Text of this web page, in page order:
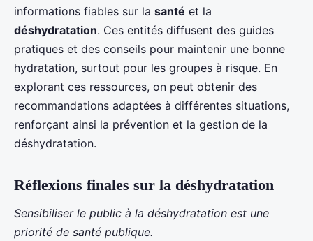
informations fiables sur la santé et la
déshydratation. Ces entités diffusent des guides
pratiques et des conseils pour maintenir une bonne
hydratation, surtout pour les groupes à risque. En
explorant ces ressources, on peut obtenir des
recommandations adaptées à différentes situations,
renforçant ainsi la prévention et la gestion de la
déshydratation.
Réflexions finales sur la déshydratation
Sensibiliser le public à la déshydratation est une
priorité de santé publique.